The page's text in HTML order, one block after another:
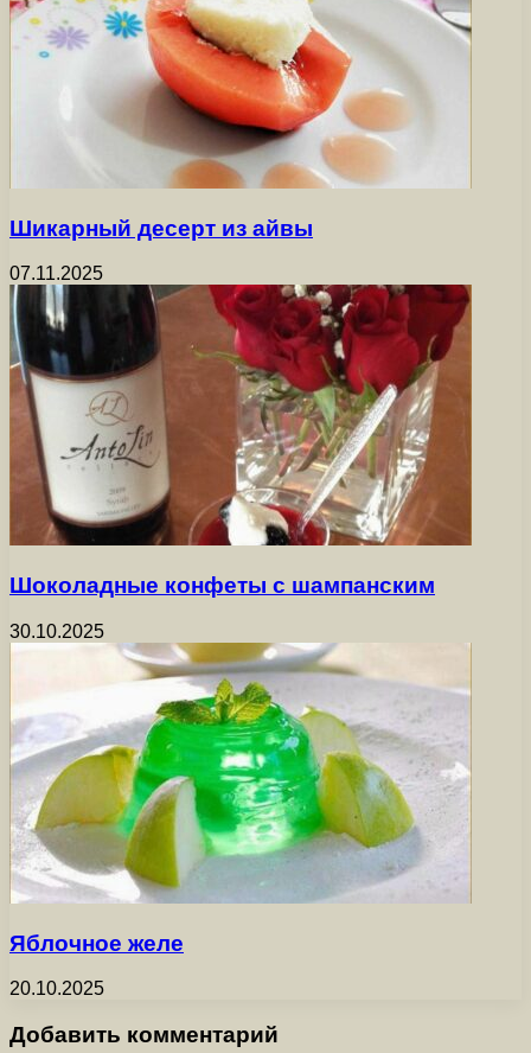
Шикарный десерт из айвы
07.11.2025
Шоколадные конфеты с шампанским
30.10.2025
Яблочное желе
20.10.2025
Добавить комментарий